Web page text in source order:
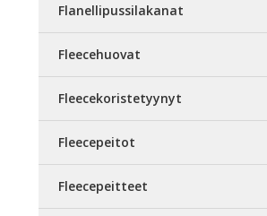
Flanellipussilakanat
Fleecehuovat
Fleecekoristetyynyt
Fleecepeitot
Fleecepeitteet